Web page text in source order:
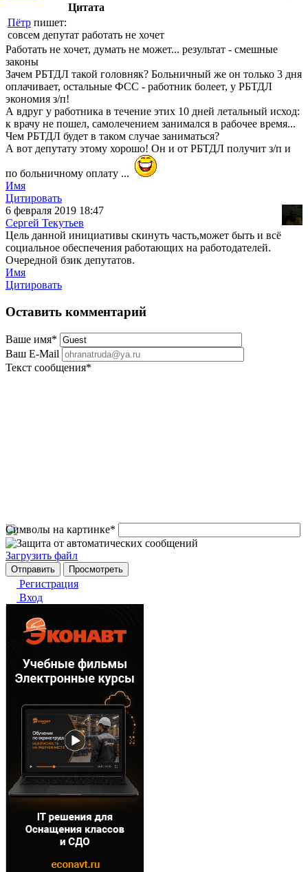
Цитата
Пётр пишет:
совсем депутат работать не хочет
Работать не хочет, думать не может... результат - смешные
законы
Зачем РБТДЛ такой головняк? Больничный же он только 3 дня
оплачивает, остальные ФСС - работник болеет, у РБТДЛ
экономия з/п!
А вдруг у работника в течение этих 10 дней летальный исход:
к врачу не пошел, самолечением занимался в рабочее время...
Чем РБТДЛ будет в таком случае заниматься?
А вот депутату этому хорошо! Он и от РБТДЛ получит з/п и
по больничному оплату ...
Имя
Цитировать
6 февраля 2019 18:47
Сергей Текутьев
Цель данной инициативы скинуть часть,может быть и всё
социальное обеспечения работающих на работодателей.
Очередной бзик депутатов.
Имя
Цитировать
Оставить комментарий
Ваше имя*
Ваш E-Mail
Текст сообщения*
Символы на картинке*
Загрузить файл
Регистрация
Вход